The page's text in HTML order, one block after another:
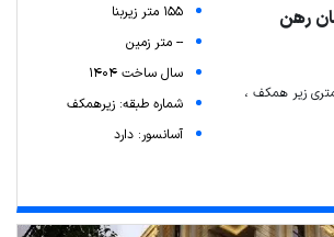
و اجاره واحد 155 متری زیر همکف ،
155 متر زیربنا
-- متر زمین
سال ساخت 1404
شماره طبقه: زیرهمکف
آسانسور: دارد